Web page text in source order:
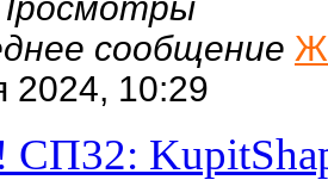
сообщение
2024, 10:29
СП32: